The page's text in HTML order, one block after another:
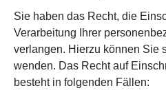
Sie haben das Recht, die
Verarbeitung Ihrer
verlangen. Hierzu können Sie
wenden. Das Recht auf
besteht in folgenden Fällen: